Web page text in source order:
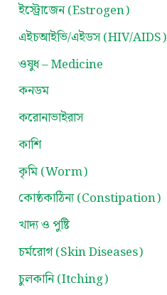
ইস্ট্রোজেন (Estrogen)
এইচআইভি/এইডস (HIV/AIDS)
ওষুধ – Medicine
কনডম
করোনাভাইরাস
কাশি
কৃমি (Worm)
কোষ্ঠকাঠিন্য (Constipation)
খাদ্য ও পুষ্টি
চর্মরোগ (Skin Diseases)
চুলকানি (Itching)